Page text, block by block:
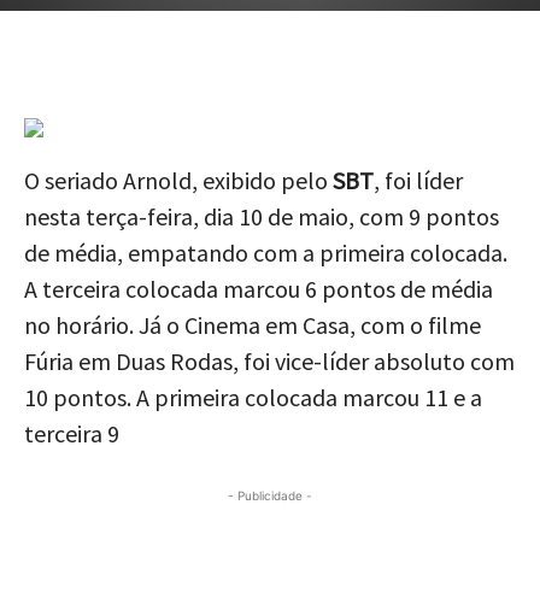
O seriado Arnold, exibido pelo SBT, foi líder
nesta terça-feira, dia 10 de maio, com 9 pontos
de média, empatando com a primeira colocada.
A terceira colocada marcou 6 pontos de média
no horário. Já o Cinema em Casa, com o filme
Fúria em Duas Rodas, foi vice-líder absoluto com
10 pontos. A primeira colocada marcou 11 e a
terceira 9
- Publicidade -